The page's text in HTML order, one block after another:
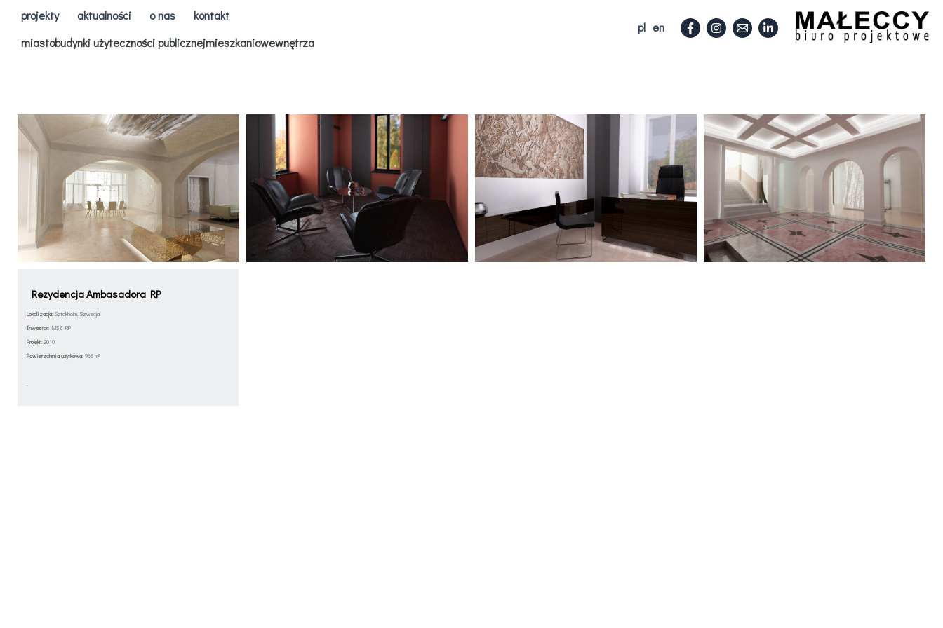
projekty aktualności o nas
kontakt
miastobudynki użyteczności publicznejmieszkaniowewnętrza
pl en
Rezydencja Ambasadora RP
Lokalizacja:Sztokholm, Szwecja
Inwestor:MSZ RP
Projekt:2010
Powierzchnia użytkowa:966 m²